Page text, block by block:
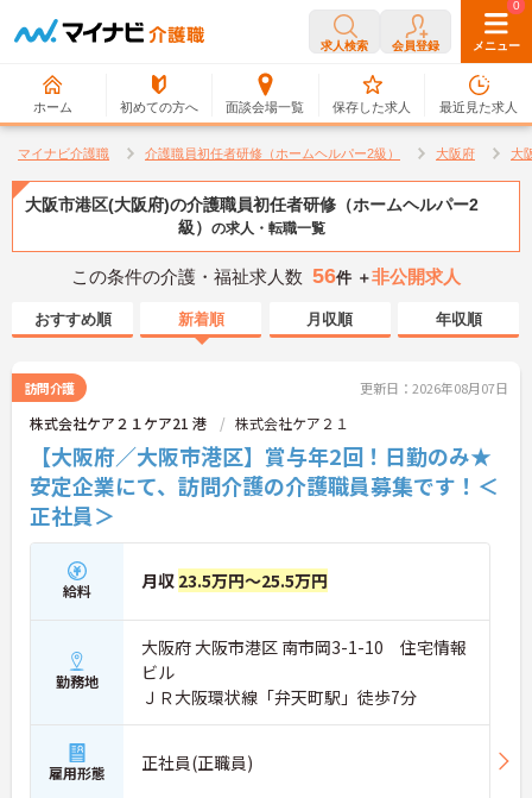
求人検索 会員登録 メニュー
ホーム 初めての方へ 面談会場一覧
0
保存した求人
0
最近見た求人
マイナビ介護職 介護職員初任者研修（ホームヘルパー2級） 大阪府 大
大阪市港区(大阪府)の介護職員初任者研修（ホームヘルパー2
級） の求人・転職一覧
この条件の介護・福祉求人数 56件 ＋非公開求人
おすすめ順 新着順 月収順 年収順
訪問介護 更新日：2026年08月07日
株式会社ケア２１ケア21 港 株式会社ケア２１
【大阪府／大阪市港区】賞与年2回！日勤のみ★
安定企業にて、訪問介護の介護職員募集です！＜
正社員＞
給料 月収 23.5万円～25.5万円
勤務地
大阪府 大阪市港区 南市岡3-1-10 住宅情報
ビル
ＪＲ大阪環状線「弁天町駅」徒歩7分
雇用形態 正社員(正職員)